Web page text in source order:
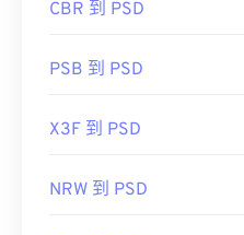
CBR 到 PSD
PSB 到 PSD
X3F 到 PSD
NRW 到 PSD